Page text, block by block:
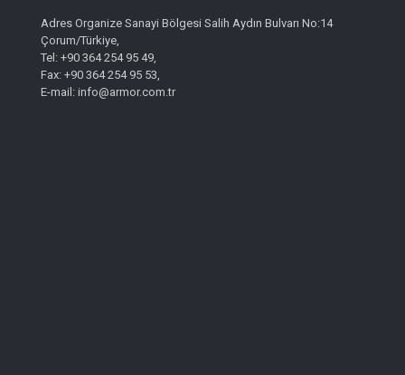
Adres Organize Sanayi Bölgesi Salih Aydın Bulvarı No:14
Çorum/Türkiye,
Tel: +90 364 254 95 49,
Fax: +90 364 254 95 53,
E-mail: info@armor.com.tr